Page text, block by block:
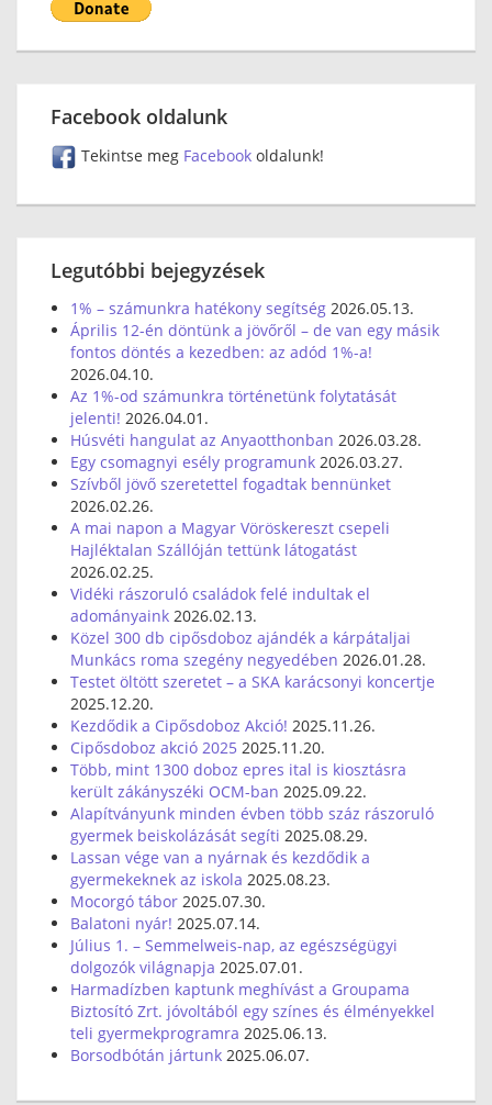
Facebook oldalunk
Tekintse meg Facebook oldalunk!
Legutóbbi bejegyzések
1% – számunkra hatékony segítség 2026.05.13.
Április 12-én döntünk a jövőről – de van egy másik
fontos döntés a kezedben: az adód 1%-a!
2026.04.10.
Az 1%-od számunkra történetünk folytatását
jelenti! 2026.04.01.
Húsvéti hangulat az Anyaotthonban 2026.03.28.
Egy csomagnyi esély programunk 2026.03.27.
Szívből jövő szeretettel fogadtak bennünket
2026.02.26.
A mai napon a Magyar Vöröskereszt csepeli
Hajléktalan Szállóján tettünk látogatást
2026.02.25.
Vidéki rászoruló családok felé indultak el
adományaink 2026.02.13.
Közel 300 db cipősdoboz ajándék a kárpátaljai
Munkács roma szegény negyedében 2026.01.28.
Testet öltött szeretet – a SKA karácsonyi koncertje
2025.12.20.
Kezdődik a Cipősdoboz Akció! 2025.11.26.
Cipősdoboz akció 2025 2025.11.20.
Több, mint 1300 doboz epres ital is kiosztásra
került zákányszéki OCM-ban 2025.09.22.
Alapítványunk minden évben több száz rászoruló
gyermek beiskolázását segíti 2025.08.29.
Lassan vége van a nyárnak és kezdődik a
gyermekeknek az iskola 2025.08.23.
Mocorgó tábor 2025.07.30.
Balatoni nyár! 2025.07.14.
Július 1. – Semmelweis-nap, az egészségügyi
dolgozók világnapja 2025.07.01.
Harmadízben kaptunk meghívást a Groupama
Biztosító Zrt. jóvoltából egy színes és élményekkel
teli gyermekprogramra 2025.06.13.
Borsodbótán jártunk 2025.06.07.